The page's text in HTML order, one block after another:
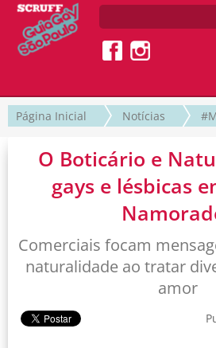
Página Inicial Notícias
O Boticário e
gays e lésbicas
Comerciais focam
naturalidade ao tratar
amor